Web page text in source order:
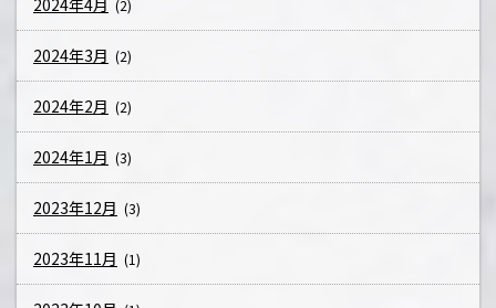
2024年4月 (2)
2024年3月 (2)
2024年2月 (2)
2024年1月 (3)
2023年12月 (3)
2023年11月 (1)